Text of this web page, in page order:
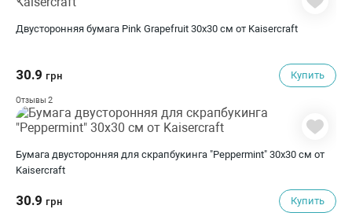
Двусторонняя бумага Pink Grapefruit 30х30 см от Kaisercraft
30.9 грн Купить
Отзывы 2
Бумага двусторонняя для скрапбукинга "Peppermint" 30х30 см от
Kaisercraft
30.9 грн Купить